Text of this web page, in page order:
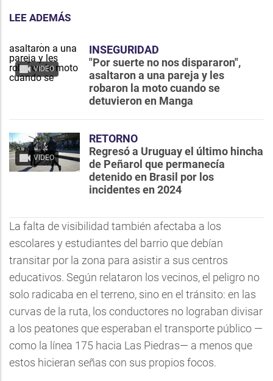
LEE ADEMÁS
VIDEO
INSEGURIDAD
"Por suerte no nos dispararon",
asaltaron a una pareja y les
robaron la moto cuando se
detuvieron en Manga
VIDEO
RETORNO
Regresó a Uruguay el último hincha
de Peñarol que permanecía
detenido en Brasil por los
incidentes en 2024
La falta de visibilidad también afectaba a los
escolares y estudiantes del barrio que debían
transitar por la zona para asistir a sus centros
educativos. Según relataron los vecinos, el peligro no
solo radicaba en el terreno, sino en el tránsito: en las
curvas de la ruta, los conductores no lograban divisar
a los peatones que esperaban el transporte público —
como la línea 175 hacia Las Piedras— a menos que
estos hicieran señas con sus propios focos.